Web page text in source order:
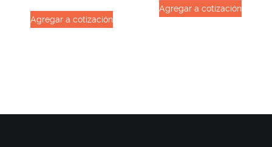
Agregar a cotización
Agregar a cotización